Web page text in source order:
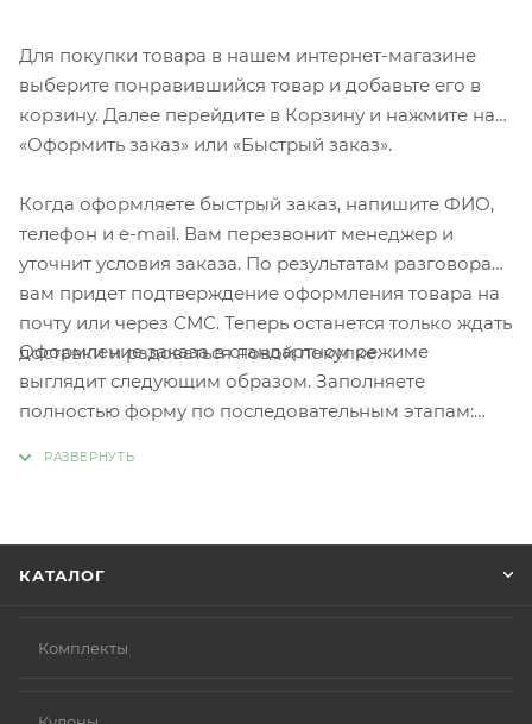
Для покупки товара в нашем интернет-магазине
выберите понравившийся товар и добавьте его в
корзину. Далее перейдите в Корзину и нажмите на
«Оформить заказ» или «Быстрый заказ».
Когда оформляете быстрый заказ, напишите ФИО,
телефон и e-mail. Вам перезвонит менеджер и
уточнит условия заказа. По результатам разговора
вам придет подтверждение оформления товара на
почту или через СМС. Теперь останется только ждать
доставки и радоваться новой покупке.
Оформление заказа в стандартном режиме
выглядит следующим образом. Заполняете
полностью форму по последовательным этапам:
КАТАЛОГ
Комплекты